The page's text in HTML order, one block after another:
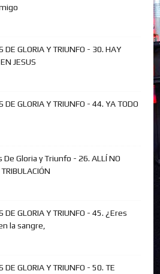
DE GLORIA Y TRIUNFO - 30. HAY
JESUS
DE GLORIA Y TRIUNFO - 44. YA TODO
De Gloria y Triunfo - 26. ALLÍ NO
DE GLORIA Y TRIUNFO - 45. ¿Eres
la sangre,
DE GLORIA Y TRIUNFO - 50. TE